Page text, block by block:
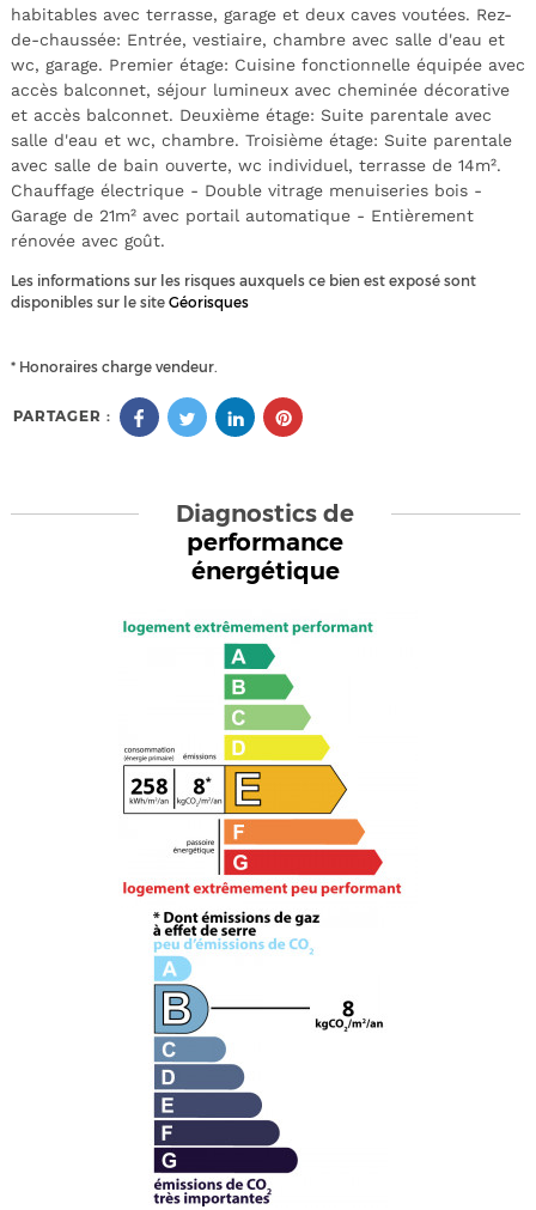
habitables avec terrasse, garage et deux caves voutées. Rez-
de-chaussée: Entrée, vestiaire, chambre avec salle d'eau et
wc, garage. Premier étage: Cuisine fonctionnelle équipée avec
accès balconnet, séjour lumineux avec cheminée décorative
et accès balconnet. Deuxième étage: Suite parentale avec
salle d'eau et wc, chambre. Troisième étage: Suite parentale
avec salle de bain ouverte, wc individuel, terrasse de 14m².
Chauffage électrique - Double vitrage menuiseries bois -
Garage de 21m² avec portail automatique - Entièrement
rénovée avec goût.
Les informations sur les risques auxquels ce bien est exposé sont
disponibles sur le site Géorisques
* Honoraires charge vendeur.
PARTAGER :
Diagnostics de
performance
énergétique